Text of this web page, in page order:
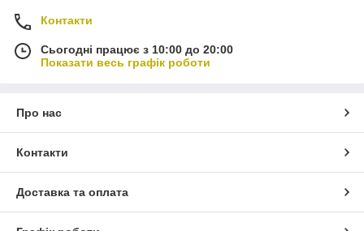
Контакти
Сьогодні працює з 10:00 до 20:00
Показати весь графік роботи
Про нас
Контакти
Доставка та оплата